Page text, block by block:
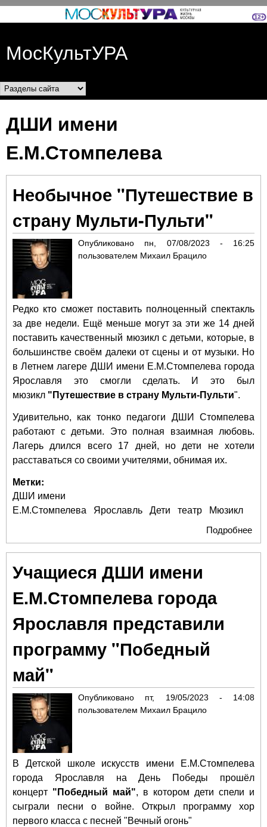
Перейти к основному
МосКультУРА
Разделы сайта
ДШИ имени
Е.М.Стомпелева
Необычное "Путешествие в
страну Мульти-Пульти"
Опубликовано пн, 07/08/2023 - 16:25
пользователем Михаил Брацило
Редко кто сможет поставить полноценный спектакль
за две недели. Ещё меньше могут за эти же 14 дней
поставить качественный мюзикл с детьми, которые, в
большинстве своём далеки от сцены и от музыки. Но
в Летнем лагере ДШИ имени Е.М.Стомпелева города
Ярославля это смогли сделать. И это был
мюзикл "Путешествие в страну Мульти-Пульти".
Удивительно, как тонко педагоги ДШИ Стомпелева
работают с детьми. Это полная взаимная любовь.
Лагерь длился всего 17 дней, но дети не хотели
расставаться со своими учителями, обнимая их.
Метки:
ДШИ имени
Е.М.Стомпелева
Ярославль Дети театр
Мюзикл
Подробнее
в
Учащиеся ДШИ имени
Е.М.Стомпелева города
Ярославля представили
программу "Победный
май"
Опубликовано пт, 19/05/2023 - 14:08
пользователем Михаил Брацило
В Детской школе искусств имени Е.М.Стомпелева
города Ярославля на День Победы прошёл
концерт "Победный май", в котором дети спели и
сыграли песни о войне. Открыл программу хор
первого класса с песней "Вечный огонь"